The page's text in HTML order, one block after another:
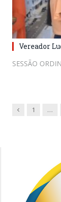
Vereador
SESSÃO
Previous
1 …